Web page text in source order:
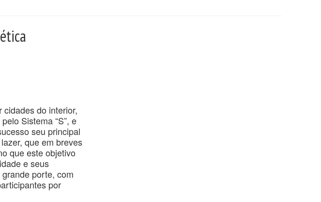
do interior,
Sistema “S”, e
seu principal
que em breves
que este objetivo
e seus
porte, com
por